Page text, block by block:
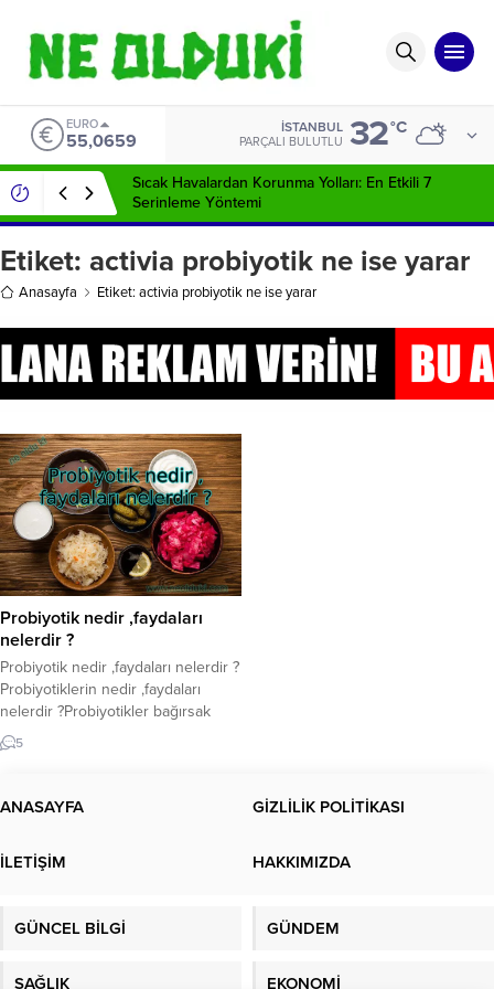
EURO
55,0659
İSTANBUL
PARÇALI BULUTLU 32°C
Sıcak Havalardan Korunma Yolları: En Etkili 7
Serinleme Yöntemi
Etiket: activia probiyotik ne ise yarar
Anasayfa Etiket: activia probiyotik ne ise yarar
Probiyotik nedir ,faydaları
nelerdir ?
Probiyotik nedir ,faydaları nelerdir ?
Probiyotiklerin nedir ,faydaları
nelerdir ?Probiyotikler bağırsak
sağlığı için çok önemlidir. Peki nedir
bu probiyotikler, Probiyotik
Probiyotiklerin faydaları nelerdir ?
sağlık üzerinde olumlu etkisi olan
harcamasını ve kalori yakımını
5
ANASAYFA GİZLİLİK POLİTİKASI
İLETİŞİM HAKKIMIZDA
GÜNCEL BİLGİ GÜNDEM
SAĞLIK EKONOMİ